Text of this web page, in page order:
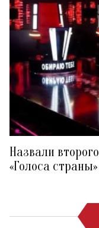
Назвали
«Голоса страны»